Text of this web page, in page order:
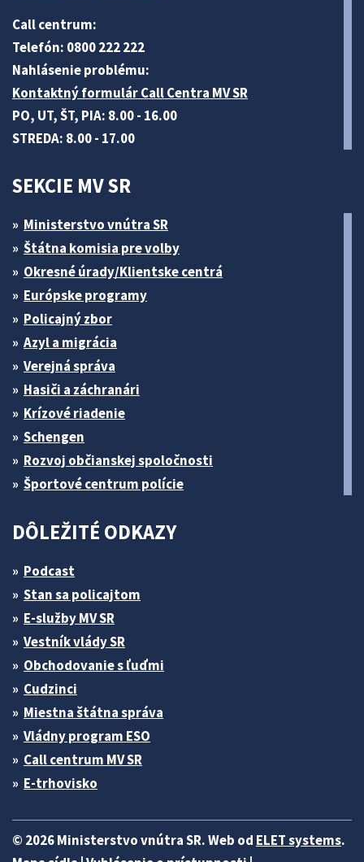
Call centrum:
Telefón: 0800 222 222
Nahlásenie problému:
Kontaktný formulár Call Centra MV SR
PO, UT, ŠT, PIA: 8.00 - 16.00
STREDA: 8.00 - 17.00
SEKCIE MV SR
Ministerstvo vnútra SR
Štátna komisia pre volby
Okresné úrady/Klientske centrá
Európske programy
Policajný zbor
Azyl a migrácia
Verejná správa
Hasiči a záchranári
Krízové riadenie
Schengen
Rozvoj občianskej spoločnosti
Športové centrum polície
DÔLEŽITÉ ODKAZY
Podcast
Stan sa policajtom
E-služby MV SR
Vestník vlády SR
Obchodovanie s ľuďmi
Cudzinci
Miestna štátna správa
Vládny program ESO
Call centrum MV SR
E-trhovisko
© 2026 Ministerstvo vnútra SR. Web od ELET systems.